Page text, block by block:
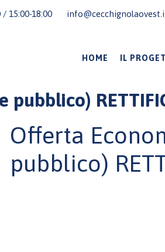
/ 15:00-18:00
HOME IL
Offerta
pubblico)